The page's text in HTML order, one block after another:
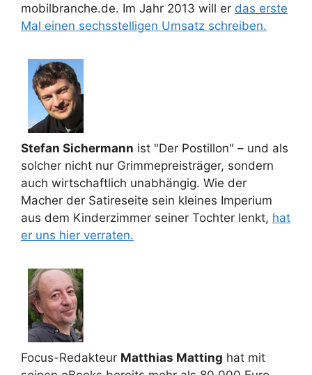
mobilbranche.de. Im Jahr 2013 will er das erste
Mal einen sechsstelligen Umsatz schreiben.
Stefan Sichermann ist "Der Postillon" – und als
solcher nicht nur Grimmepreisträger, sondern
auch wirtschaftlich unabhängig. Wie der
Macher der Satireseite sein kleines Imperium
aus dem Kinderzimmer seiner Tochter lenkt, hat
er uns hier verraten.
Focus-Redakteur Matthias Matting hat mit